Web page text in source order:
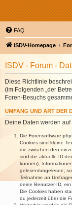
FAQ
ISDV-Homepage
ISDV - Forum -
Diese Richtlinie
(im Folgenden „der
Foren-Besuchs
UMFANG UND ART DER
Deine Daten werden
Die Forensoftware
Cookies sind kleine
die zwischen den
sind die aktuelle ID
können),
gelesen/ungelesen;
Teilnahme an
deine Benutzer-ID,
Die Cookies haben
du jederzeit über die